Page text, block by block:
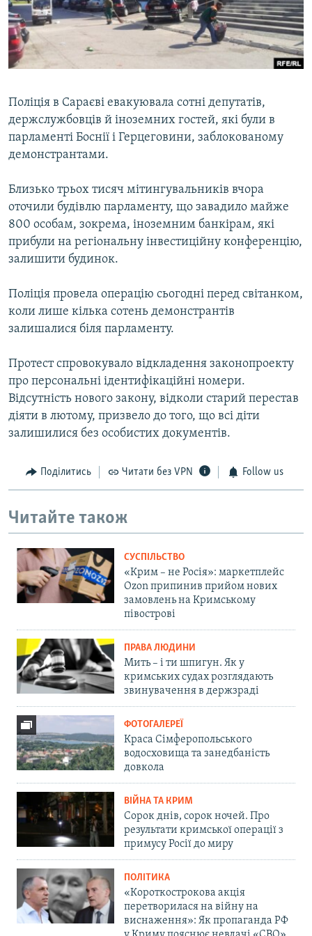
ВІДЕОУРОКИ «ELIFBE»
СВІДЧЕННЯ ОКУПАЦІЇ
УКРАЇНСЬКА ПРОБЛЕМА КРИМУ
Русский
Qırımtatar
Усі сайти RFE/RL
Поліція в Сараєві евакуювала сотні депутатів,
держслужбовців й іноземних гостей, які були в
парламенті Боснії і Герцеговини, заблокованому
демонстрантами.
Близько трьох тисяч мітингувальників вчора
оточили будівлю парламенту, що завадило майже
800 особам, зокрема, іноземним банкірам, які
прибули на регіональну інвестиційну конференцію,
залишити будинок.
Поліція провела операцію сьогодні перед світанком,
коли лише кілька сотень демонстрантів
залишалися біля парламенту.
Протест спровокувало відкладення законопроекту
про персональні ідентифікаційні номери.
Відсутність нового закону, відколи старий перестав
діяти в лютому, призвело до того, що всі діти
залишилися без особистих документів.
Поділитись Читати без VPN Follow us
Читайте також
СУСПІЛЬСТВО
«Крим – не Росія»: маркетплейс
Ozon припинив прийом нових
замовлень на Кримському
півострові
ПРАВА ЛЮДИНИ
Мить – і ти шпигун. Як у
кримських судах розглядають
звинувачення в держзраді
ФОТОГАЛЕРЕЇ
Краса Сімферопольського
водосховища та занедбаність
довкола
ВІЙНА ТА КРИМ
Сорок днів, сорок ночей. Про
результати кримської операції з
примусу Росії до миру
ПОЛІТИКА
«Короткострокова акція
перетворилася на війну на
виснаження»: Як пропаганда РФ